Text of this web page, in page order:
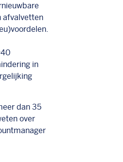
afvalvetten
in
dan35
over